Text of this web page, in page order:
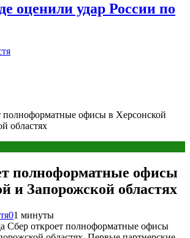
оценили удар России по
полноформатные офисы в Херсонской
областях
полноформатные офисы
и Запорожской областях
01 минуты
Сбер откроет полноформатные офисы